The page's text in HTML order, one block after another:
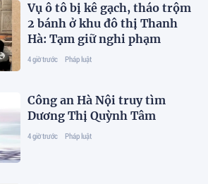
Vụ ô tô bị kê gạch, tháo trộm
2 bánh ở khu đô thị Thanh
Hà: Tạm giữ nghi phạm
4 giờ trước Pháp luật
Công an Hà Nội truy tìm
Dương Thị Quỳnh Tâm
4 giờ trước Pháp luật